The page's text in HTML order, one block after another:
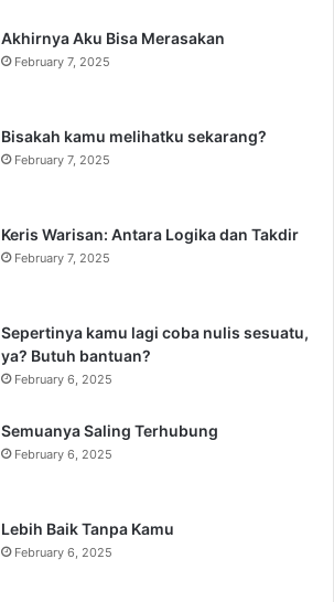
Akhirnya Aku Bisa Merasakan
February 7, 2025
Bisakah kamu melihatku sekarang?
February 7, 2025
Keris Warisan: Antara Logika dan Takdir
February 7, 2025
Sepertinya kamu lagi coba nulis sesuatu,
ya? Butuh bantuan?
February 6, 2025
Semuanya Saling Terhubung
February 6, 2025
Lebih Baik Tanpa Kamu
February 6, 2025